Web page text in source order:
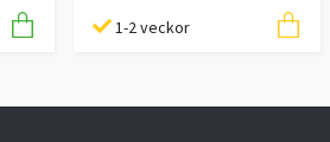
1-2 veckor